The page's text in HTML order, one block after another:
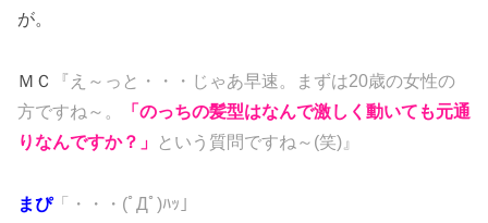
が。
ＭＣ
『え～っと・・・じゃあ早速。まずは20歳の女性の
方ですね～。
「のっちの髪型はなんで激しく動いても元通
りなんですか？」
という質問ですね～(笑)』
まぴ「・・・(ﾟДﾟ)ﾊｯ」